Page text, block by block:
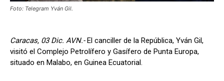
Foto: Telegram Yván Gil.
Caracas, 03 Dic. AVN.-El canciller de la República, Yván Gil,
visitó el Complejo Petrolífero y Gasífero de Punta Europa,
situado en Malabo, en Guinea Ecuatorial.